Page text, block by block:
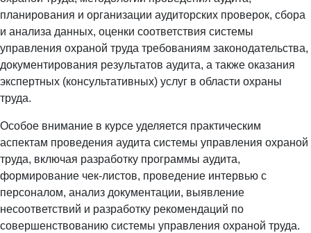
планирования и организации аудиторских проверок, сбора
и анализа данных, оценки соответствия системы
управления охраной труда требованиям законодательства,
документирования результатов аудита, а также оказания
экспертных (консультативных) услуг в области охраны
труда.
Особое внимание в курсе уделяется практическим
аспектам проведения аудита системы управления охраной
труда, включая разработку программы аудита,
формирование чек-листов, проведение интервью с
персоналом, анализ документации, выявление
несоответствий и разработку рекомендаций по
совершенствованию системы управления охраной труда.